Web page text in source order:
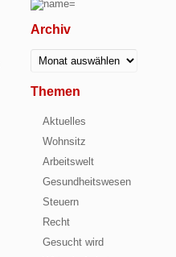
Archiv
Archiv
Themen
Aktuelles
Wohnsitz
Arbeitswelt
Gesundheitswesen
Steuern
Recht
Gesucht wird